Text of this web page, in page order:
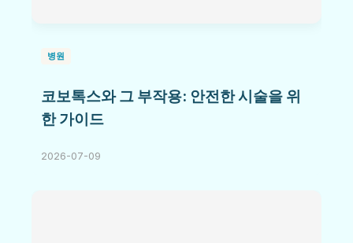
병원
코보톡스와 그 부작용: 안전한 시술을 위
한 가이드
2026-07-09